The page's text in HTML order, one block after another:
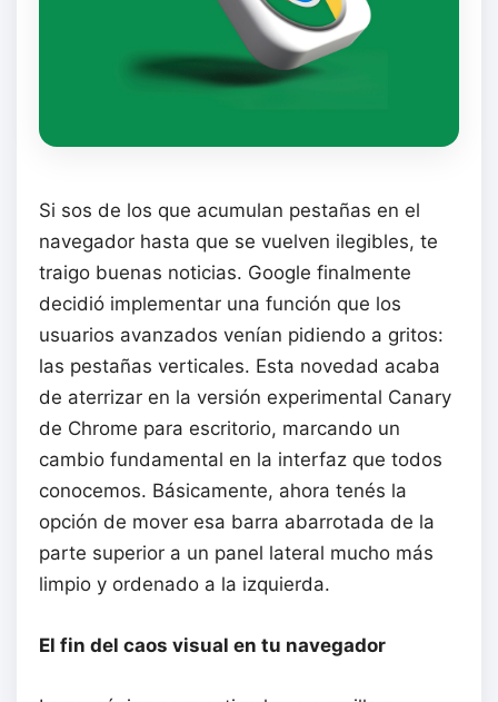
Si sos de los que acumulan pestañas en el
navegador hasta que se vuelven ilegibles, te
traigo buenas noticias. Google finalmente
decidió implementar una función que los
usuarios avanzados venían pidiendo a gritos:
las pestañas verticales. Esta novedad acaba
de aterrizar en la versión experimental Canary
de Chrome para escritorio, marcando un
cambio fundamental en la interfaz que todos
conocemos. Básicamente, ahora tenés la
opción de mover esa barra abarrotada de la
parte superior a un panel lateral mucho más
limpio y ordenado a la izquierda.
El fin del caos visual en tu navegador